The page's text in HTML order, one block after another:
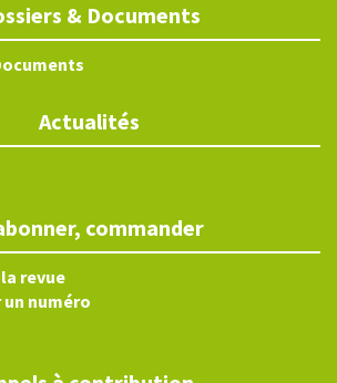
& Documents
Actualités
commander
revue
numéro